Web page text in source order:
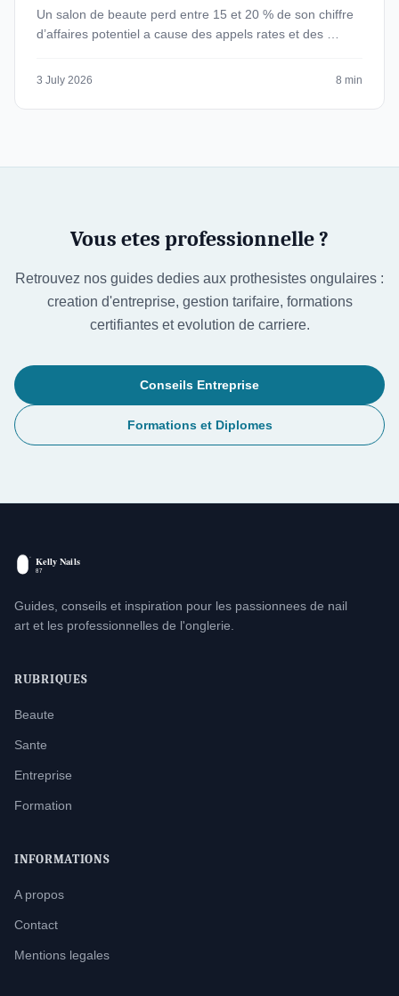
Un salon de beaute perd entre 15 et 20 % de son chiffre
d’affaires potentiel a cause des appels rates et des …
3 July 2026 8 min
Vous etes professionnelle ?
Retrouvez nos guides dedies aux prothesistes ongulaires :
creation d'entreprise, gestion tarifaire, formations
certifiantes et evolution de carriere.
Conseils Entreprise
Formations et Diplomes
Guides, conseils et inspiration pour les passionnees de nail
art et les professionnelles de l'onglerie.
RUBRIQUES
Beaute
Sante
Entreprise
Formation
INFORMATIONS
A propos
Contact
Mentions legales